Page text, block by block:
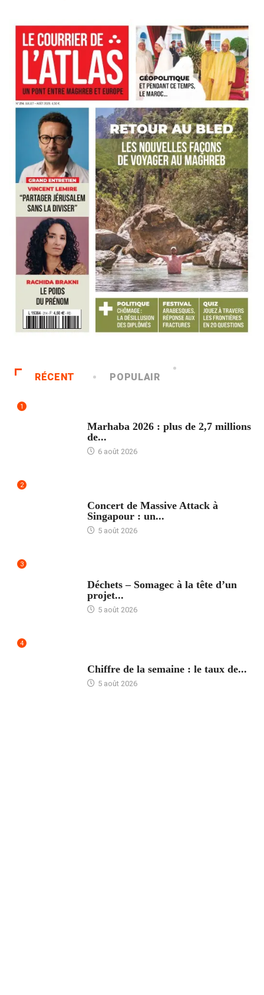
RÉCENT POPULAIR
1
Marhaba 2026 : plus de 2,7 millions
de...
6 août 2026
2
Concert de Massive Attack à
Singapour : un...
5 août 2026
3
Déchets – Somagec à la tête d’un
projet...
5 août 2026
4
Chiffre de la semaine : le taux de...
5 août 2026